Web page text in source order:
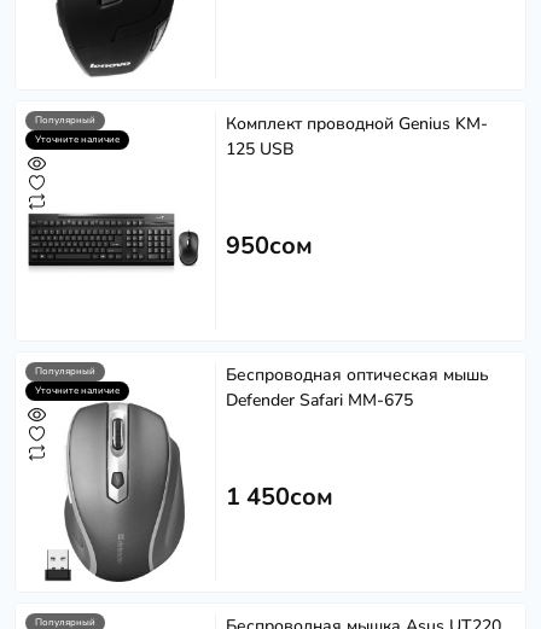
Популярный
Уточните наличие
Комплект проводной Genius KM-
125 USB
950сом
Популярный
Уточните наличие
Беспроводная оптическая мышь
Defender Safari MM-675
1 450сом
Популярный
S Softech
S
Здравствуйте! 👋
Чем можем помочь?